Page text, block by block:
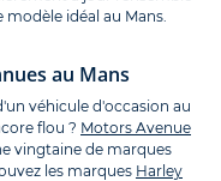
idéal au Mans.
au Mans
véhicule d'occasion au
flou ? Motors Avenue
vingtaine de marques
les marques Harley